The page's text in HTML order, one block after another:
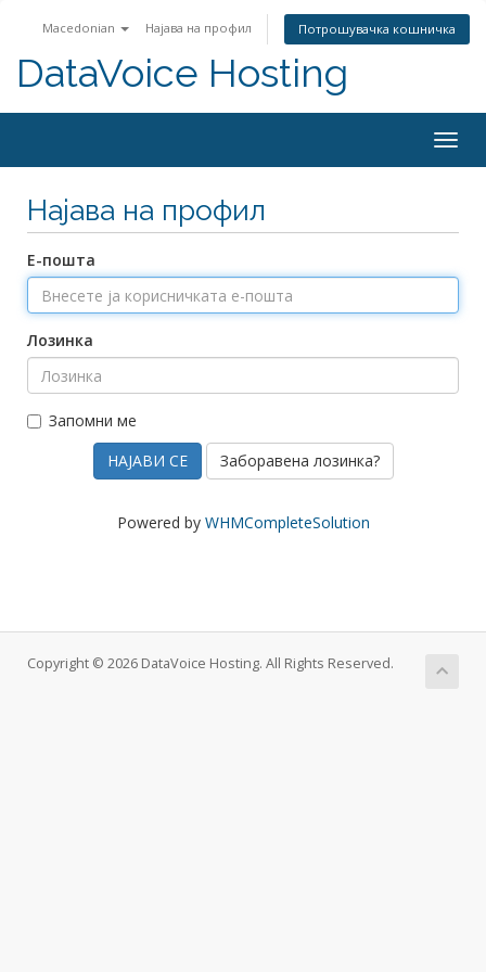
Macedonian Најава на профил Потрошувачка кошничка
DataVoice Hosting
Најава на профил
Е-пошта
Лозинка
Запомни ме
Заборавена лозинка?
Powered by WHMCompleteSolution
Copyright © 2026 DataVoice Hosting. All Rights Reserved.